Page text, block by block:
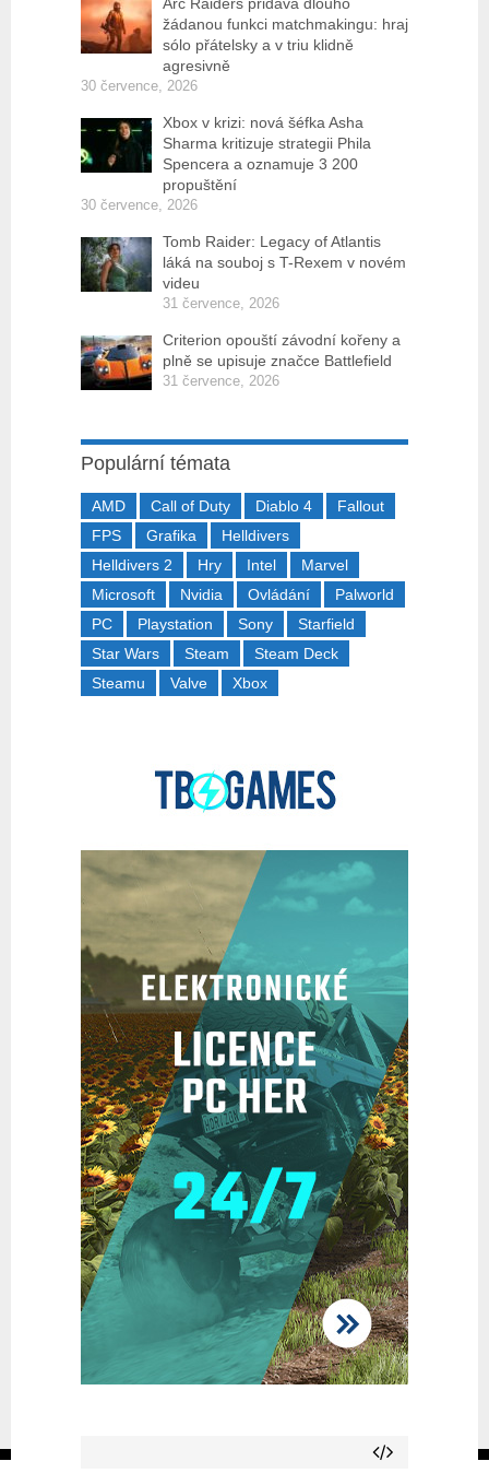
Arc Raiders přidává dlouho
žádanou funkci matchmakingu: hraj
sólo přátelsky a v triu klidně
agresivně
30 července, 2026
Xbox v krizi: nová šéfka Asha
Sharma kritizuje strategii Phila
Spencera a oznamuje 3 200
propuštění
30 července, 2026
Tomb Raider: Legacy of Atlantis
láká na souboj s T-Rexem v novém
videu
31 července, 2026
Criterion opouští závodní kořeny a
plně se upisuje značce Battlefield
31 července, 2026
Populární témata
AMD Call of Duty Diablo 4
Fallout
FPS
Grafika
Helldivers
Helldivers 2
Hry Intel
Marvel
Microsoft
Nvidia Ovládání
Palworld
PC
Playstation Sony
Starfield
Star Wars
Steam
Steam Deck
Steamu
Valve Xbox